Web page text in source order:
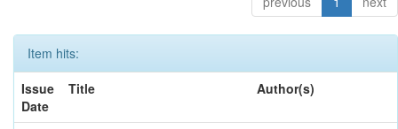
Item hits:
Issue
Date
Title Author(s)